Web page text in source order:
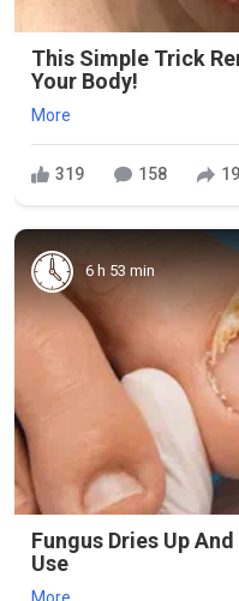
This Simple Trick
Your Body!
More
319 158
6 h 53 min
Fungus Dries Up
Use